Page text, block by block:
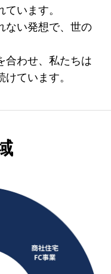
います。
ない発想で、世の
合わせ、私たちは
ています。